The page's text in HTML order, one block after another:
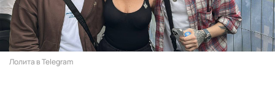
Лолита в Telegram